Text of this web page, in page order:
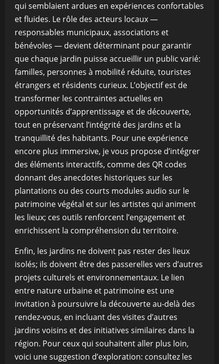
qui semblaient ardues en expériences confortables
et fluides. Le rôle des acteurs locaux —
responsables municipaux, associations et
bénévoles — devient déterminant pour garantir
que chaque jardin puisse accueillir un public varié:
familles, personnes à mobilité réduite, touristes
étrangers et résidents curieux. L’objectif est de
transformer les contraintes actuelles en
opportunités d’apprentissage et de découverte,
tout en préservant l’intégrité des jardins et la
tranquillité des habitants. Pour une expérience
encore plus immersive, je vous propose d’intégrer
des éléments interactifs, comme des QR codes
donnant des anecdotes historiques sur les
plantations ou des courts modules audio sur le
patrimoine végétal et sur les artistes qui animent
les lieux; ces outils renforcent l’engagement et
enrichissent la compréhension du territoire.
Enfin, les jardins ne doivent pas rester des lieux
isolés; ils doivent être des passerelles vers d’autres
projets culturels et environnementaux. Le lien
entre nature urbaine et patrimoine est une
invitation à poursuivre la découverte au-delà des
rendez-vous, en incluant des visites d’autres
jardins voisins et des initiatives similaires dans la
région. Pour ceux qui souhaitent aller plus loin,
voici une suggestion d’exploration: consultez les